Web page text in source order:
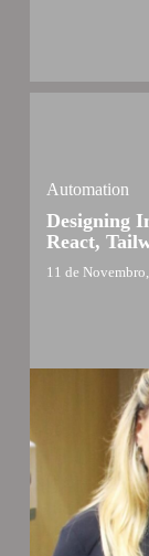
Automation
Designing
React,
11 de